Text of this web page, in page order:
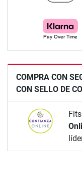
COMPRA CON
CON SELLO DE